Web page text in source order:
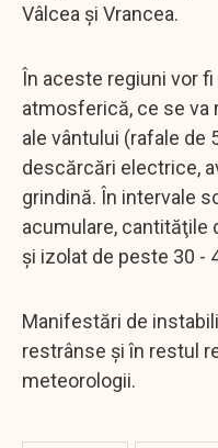
Vâlcea şi Vrancea.
În aceste regiuni vor
atmosferică, ce se
ale vântului (rafale de
descărcări electrice,
grindină. În intervale
acumulare, cantităţile
şi izolat de peste 30 -
Manifestări de
restrânse şi în restul
meteorologii.